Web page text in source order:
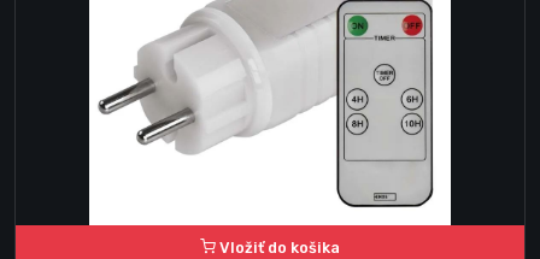
Vložiť do košika